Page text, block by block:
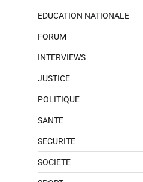
EDUCATION NATIONALE
FORUM
INTERVIEWS
JUSTICE
POLITIQUE
SANTE
SECURITE
SOCIETE